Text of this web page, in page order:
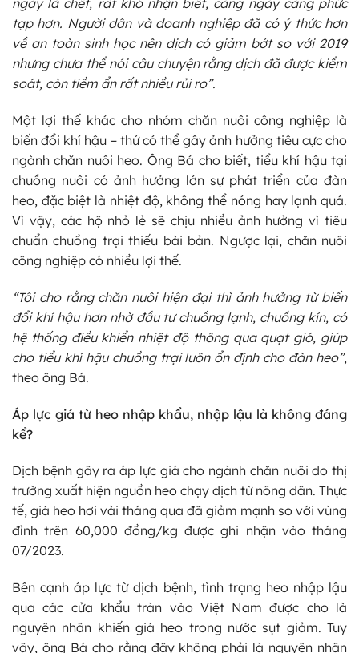
ngày là chết, rất khó nhận biết, càng ngày càng phức
tạp hơn. Người dân và doanh nghiệp đã có ý thức hơn
về an toàn sinh học nên dịch có giảm bớt so với 2019
nhưng chưa thể nói câu chuyện rằng dịch đã được kiểm
soát, còn tiềm ẩn rất nhiều rủi ro”.
Một lợi thế khác cho nhóm chăn nuôi công nghiệp là
biến đổi khí hậu – thứ có thể gây ảnh hưởng tiêu cực cho
ngành chăn nuôi heo. Ông Bá cho biết, tiểu khí hậu tại
chuồng nuôi có ảnh hưởng lớn sự phát triển của đàn
heo, đặc biệt là nhiệt độ, không thể nóng hay lạnh quá.
Vì vậy, các hộ nhỏ lẻ sẽ chịu nhiều ảnh hưởng vì tiêu
chuẩn chuồng trại thiếu bài bản. Ngược lại, chăn nuôi
công nghiệp có nhiều lợi thế.
“Tôi cho rằng chăn nuôi hiện đại thì ảnh hưởng từ biến
đổi khí hậu hơn nhờ đầu tư chuồng lạnh, chuồng kín, có
hệ thống điều khiển nhiệt độ thông qua quạt gió, giúp
cho tiểu khí hậu chuồng trại luôn ổn định cho đàn heo”,
theo ông Bá.
Áp lực giá từ heo nhập khẩu, nhập lậu là không đáng
kể?
Dịch bệnh gây ra áp lực giá cho ngành chăn nuôi do thị
trường xuất hiện nguồn heo chạy dịch từ nông dân. Thực
tế, giá heo hơi vài tháng qua đã giảm mạnh so với vùng
đỉnh trên 60,000 đồng/kg được ghi nhận vào tháng
07/2023.
Bên cạnh áp lực từ dịch bệnh, tình trạng heo nhập lậu
qua các cửa khẩu tràn vào Việt Nam được cho là
nguyên nhân khiến giá heo trong nước sụt giảm. Tuy
vậy, ông Bá cho rằng đây không phải là nguyên nhân